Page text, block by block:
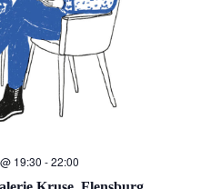
19:30 -22:00